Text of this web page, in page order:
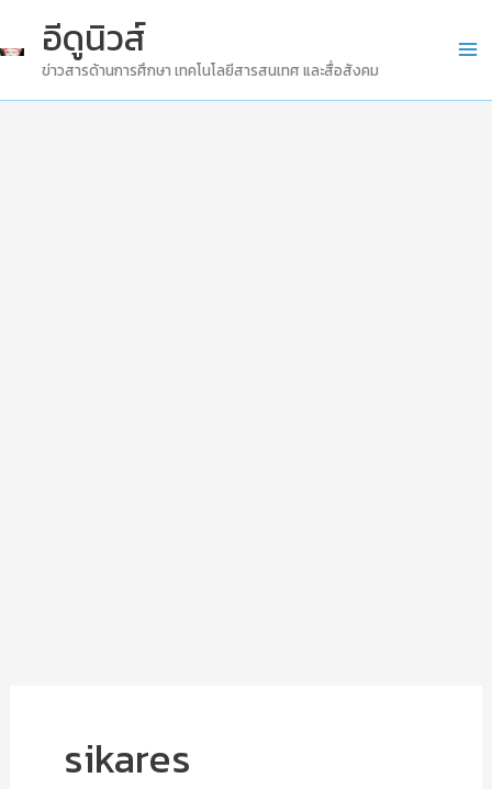
to
อีดูนิวส์
ข่าวสารด้านการศึกษา เทคโนโลยีสารสนเทศ และสื่อสังคม
sikares